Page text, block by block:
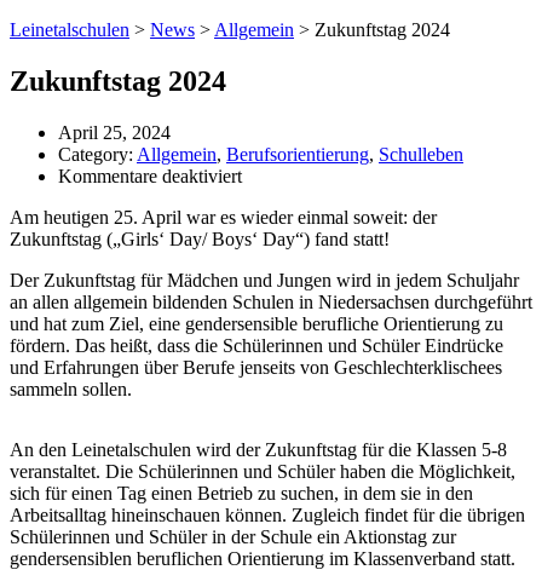
Leinetalschulen > News > Allgemein > Zukunftstag 2024
Zukunftstag 2024
April 25, 2024
Category: Allgemein, Berufsorientierung, Schulleben
Kommentare deaktiviertfür
2024
Am heutigen 25. April war es wieder einmal soweit: der
Zukunftstag („Girls‘ Day/ Boys‘ Day“) fand statt!
Der Zukunftstag für Mädchen und Jungen wird in jedem Schuljahr
an allen allgemein bildenden Schulen in Niedersachsen durchgeführt
und hat zum Ziel, eine gendersensible berufliche Orientierung zu
fördern. Das heißt, dass die Schülerinnen und Schüler Eindrücke
und Erfahrungen über Berufe jenseits von Geschlechterklischees
sammeln sollen.
An den Leinetalschulen wird der Zukunftstag für die Klassen 5-8
veranstaltet. Die Schülerinnen und Schüler haben die Möglichkeit,
sich für einen Tag einen Betrieb zu suchen, in dem sie in den
Arbeitsalltag hineinschauen können. Zugleich findet für die übrigen
Schülerinnen und Schüler in der Schule ein Aktionstag zur
gendersensiblen beruflichen Orientierung im Klassenverband statt.